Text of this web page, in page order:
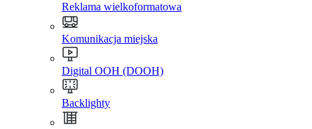
Reklama wielkoformatowa
Komunikacja miejska
Digital OOH (DOOH)
Backlighty